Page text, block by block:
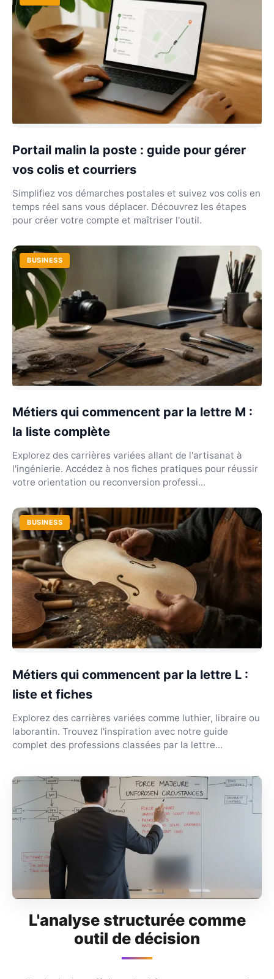
Portail malin la poste : guide pour gérer
vos colis et courriers
Simplifiez vos démarches postales et suivez vos colis en
temps réel sans vous déplacer. Découvrez les étapes
pour créer votre compte et maîtriser l'outil.
BUSINESS
Métiers qui commencent par la lettre M :
la liste complète
Explorez des carrières variées allant de l'artisanat à
l'ingénierie. Accédez à nos fiches pratiques pour réussir
votre orientation ou reconversion professi...
BUSINESS
Métiers qui commencent par la lettre L :
liste et fiches
Explorez des carrières variées comme luthier, libraire ou
laborantin. Trouvez l'inspiration avec notre guide
complet des professions classées par la lettre...
L'analyse structurée comme
outil de décision